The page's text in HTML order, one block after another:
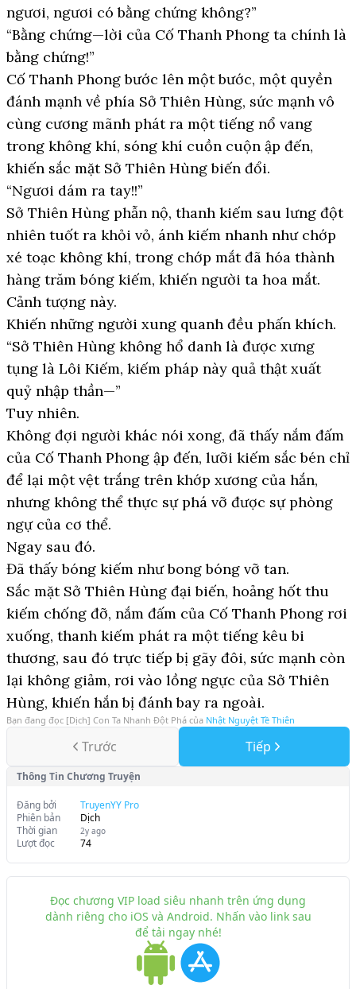
ngươi, ngươi có bằng chứng không?”
“Bằng chứng—lời của Cố Thanh Phong ta chính là
bằng chứng!”
Cố Thanh Phong bước lên một bước, một quyền
đánh mạnh về phía Sở Thiên Hùng, sức mạnh vô
cùng cương mãnh phát ra một tiếng nổ vang
trong không khí, sóng khí cuồn cuộn ập đến,
khiến sắc mặt Sở Thiên Hùng biến đổi.
“Ngươi dám ra tay!!”
Sở Thiên Hùng phẫn nộ, thanh kiếm sau lưng đột
nhiên tuốt ra khỏi vỏ, ánh kiếm nhanh như chớp
xé toạc không khí, trong chớp mắt đã hóa thành
hàng trăm bóng kiếm, khiến người ta hoa mắt.
Cảnh tượng này.
Khiến những người xung quanh đều phấn khích.
“Sở Thiên Hùng không hổ danh là được xưng
tụng là Lôi Kiếm, kiếm pháp này quả thật xuất
quỷ nhập thần—”
Tuy nhiên.
Không đợi người khác nói xong, đã thấy nắm đấm
của Cố Thanh Phong ập đến, lưỡi kiếm sắc bén chỉ
để lại một vệt trắng trên khớp xương của hắn,
nhưng không thể thực sự phá vỡ được sự phòng
ngự của cơ thể.
Ngay sau đó.
Đã thấy bóng kiếm như bong bóng vỡ tan.
Sắc mặt Sở Thiên Hùng đại biến, hoảng hốt thu
kiếm chống đỡ, nắm đấm của Cố Thanh Phong rơi
xuống, thanh kiếm phát ra một tiếng kêu bi
thương, sau đó trực tiếp bị gãy đôi, sức mạnh còn
lại không giảm, rơi vào lồng ngực của Sở Thiên
Hùng, khiến hắn bị đánh bay ra ngoài.
Bạn đang đọc [Dịch] Con Ta Nhanh Đột Phá của Nhật Nguyệt Tề Thiên
Trước Tiếp
Thông Tin Chương Truyện
Đăng bởi
TruyenYY Pro
Phiên bản
Dịch
Thời gian
2y ago
Lượt đọc 74
Đọc chương VIP load siêu nhanh trên ứng dụng
dành riêng cho iOS và Android. Nhấn vào link sau
để tải ngay nhé!